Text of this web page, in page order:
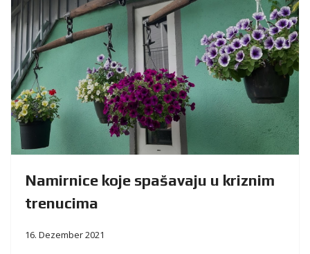
Namirnice koje spašavaju u kriznim
trenucima
16. Dezember 2021